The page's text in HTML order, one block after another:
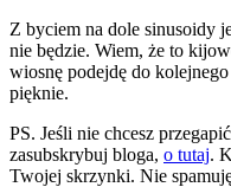
Z byciem na dole sinusoidy
nie będzie. Wiem, że to
wiosnę podejdę do
pięknie.
PS. Jeśli nie chcesz
zasubskrybuj bloga, o tutaj.
Twojej skrzynki. Nie